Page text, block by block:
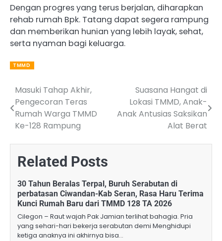
Dengan progres yang terus berjalan, diharapkan
rehab rumah Bpk. Tatang dapat segera rampung
dan memberikan hunian yang lebih layak, sehat,
serta nyaman bagi keluarga.
TMMD
Post
navigation
Masuki Tahap Akhir,
Pengecoran Teras
Rumah Warga TMMD
Ke-128 Rampung
Suasana Hangat di
Lokasi TMMD, Anak-
Anak Antusias Saksikan
Alat Berat
Related Posts
30 Tahun Beralas Terpal, Buruh Serabutan di
perbatasan Ciwandan-Kab Seran, Rasa Haru Terima
Kunci Rumah Baru dari TMMD 128 TA 2026
Cilegon – Raut wajah Pak Jamian terlihat bahagia. Pria
yang sehari-hari bekerja serabutan demi Menghidupi
ketiga anaknya ini akhirnya bisa…